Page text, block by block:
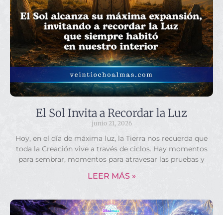
El Sol Invita a Recordar la Luz
junio 21, 2026
Hoy, en el día de máxima luz, la Tierra nos recuerda que
toda la Creación vive a través de ciclos. Hay momentos
para sembrar, momentos para atravesar las pruebas y
LEER MÁS »